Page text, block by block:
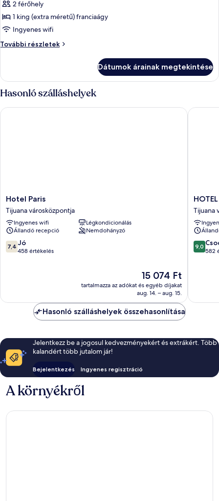
megtekintése:
Junior
szoba
2 férőhely
1 king (extra méretű) franciaágy
Ingyenes wifi
További részletek
Junior
Dátumok árainak megtekintése
Hasonló szálláshelyek
Hotel
Paris
Tijuana
városközpontja
Hotel Paris
Tijuana városközpontja
Ingyenes wifi
Légkondicionálás
Állandó recepció
Nemdohányzó
7.4
ennyiből:
7,4 Jó
458 értékelés
Az
15 074 Ft
15 074 Ft
tartalmazza az adókat és egyéb díjakat
aug. 14. – aug. 15.
Hotel Paris
HOTEL
KAYE8
Tijuana
Tijuana
9.0
9,0
582
HOTEL
Hasonló szálláshelyek összehasonlítása
Jelentkezz be a jogosul kedvezményekért és extrákért. Több
kalandért több jutalom jár!
Bejelentkezés Ingyenes regisztráció
A környékről